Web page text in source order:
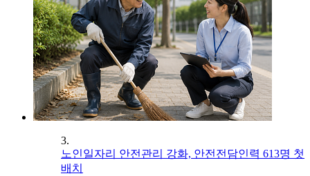
3.
노인일자리 안전관리 강화, 안전전담인력 613명 첫
배치